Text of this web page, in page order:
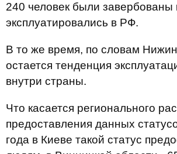
240 человек были завербованы
эксплуатировались в РФ.
В то же время, по словам
остается тенденция
внутри страны.
Что касается регионального
предоставления данных
года в Киеве такой статус